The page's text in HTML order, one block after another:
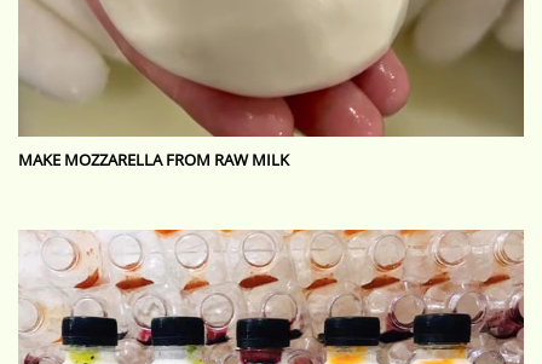
MAKE MOZZARELLA FROM RAW MILK